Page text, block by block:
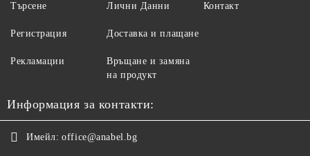
Търсене
Регистрация
Рекламации
Лични Данни
Доставка и плащане
Връщане и замяна
на продукт
Контакт
Информация за контакти:
Имейл: office@anabel.bg